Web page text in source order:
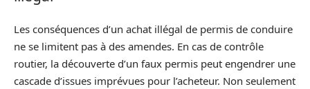
Les conséquences d’un achat illégal de permis de conduire
ne se limitent pas à des amendes. En cas de contrôle
routier, la découverte d’un faux permis peut engendrer une
cascade d’issues imprévues pour l’acheteur. Non seulement